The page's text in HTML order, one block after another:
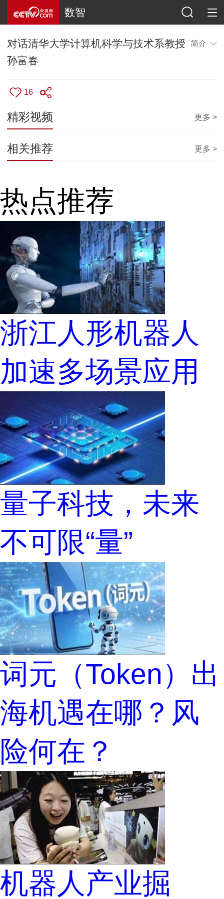
数智
对话清华大学计算机科学与技术系教授
孙富春
简介
16
精彩视频 更多 >
相关推荐 更多 >
热点推荐
浙江人形机器人
加速多场景应用
量子科技，未来
不可限“量”
词元（Token）出
海机遇在哪？风
险何在？
机器人产业掘